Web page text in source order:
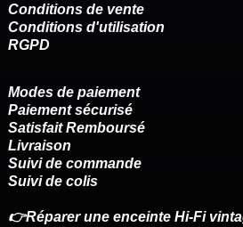
Conditions de vente
Conditions d'utilisation
RGPD
Modes de paiement
Paiement sécurisé
Satisfait Remboursé
Livraison
Suivi de commande
Suivi de colis
👉Réparer une enceinte Hi-Fi